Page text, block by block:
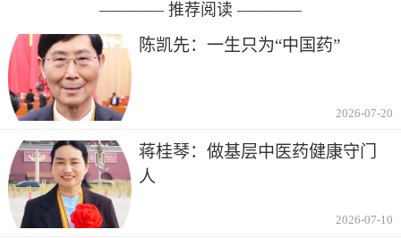
———— 推荐阅读 ————
陈凯先：一生只为“中国药”
2026-07-20
蒋桂琴：做基层中医药健康守门
人
2026-07-10